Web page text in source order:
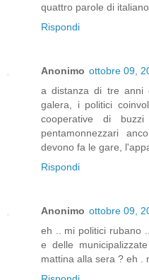
quattro parole di italiano.
Rispondi
Anonimo ottobre 09,
a distanza di tre anni
galera, i politici
cooperative di
pentamonnezzari
devono fa le gare,
Rispondi
Anonimo ottobre 09,
eh .. mi politici rubano
e delle
mattina alla sera ? eh .